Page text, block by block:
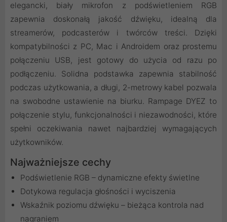
elegancki, biały mikrofon z podświetleniem RGB
zapewnia doskonałą jakość dźwięku, idealną dla
streamerów, podcasterów i twórców treści. Dzięki
kompatybilności z PC, Mac i Androidem oraz prostemu
połączeniu USB, jest gotowy do użycia od razu po
podłączeniu. Solidna podstawka zapewnia stabilność
podczas użytkowania, a długi, 2-metrowy kabel pozwala
na swobodne ustawienie na biurku. Rampage DYEZ to
połączenie stylu, funkcjonalności i niezawodności, które
spełni oczekiwania nawet najbardziej wymagających
użytkowników.
Najważniejsze cechy
Podświetlenie RGB – dynamiczne efekty świetlne
Dotykowa regulacja głośności i wyciszenia
Wskaźnik poziomu dźwięku – bieżąca kontrola nad
nagraniem